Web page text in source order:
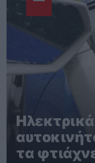
τα